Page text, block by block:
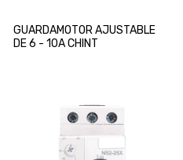
GUARDAMOTOR AJUSTABLE
DE 6 - 10A CHINT